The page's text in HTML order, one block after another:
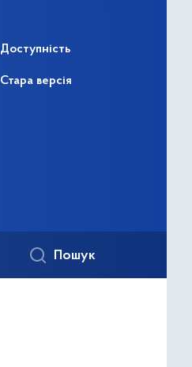
Доступність
Стара версія
Пошук